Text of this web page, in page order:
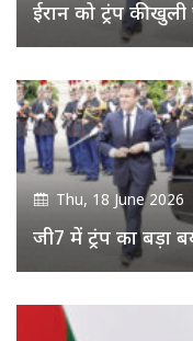
ईरान को ट्रंप की
Thu, 18 June 2026
जी7 में ट्रंप का बड़ा